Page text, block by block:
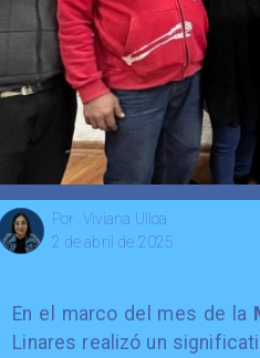
Viviana Ulloa
Por
2 de abril de 2025
En el marco del mes de la
Linares realizó un